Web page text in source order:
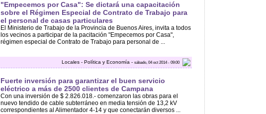
"Empecemos por Casa": Se dictará una capacitación
sobre el Régimen Especial de Contrato de Trabajo para
el personal de casas particulares
El Ministerio de Trabajo de la Provincia de Buenos Aires, invita a todos
los vecinos a participar de la pacitación "Empecemos por Casa",
régimen especial de Contrato de Trabajo para personal de ...
Locales - Política y Economía - sábado, 04 oct 2014 - 09:00
Fuerte inversión para garantizar el buen servicio
eléctrico a más de 2500 clientes de Campana
Con una inversión de $ 2.826.018.- comenzaron las obras para el
nuevo tendido de cable subterráneo en media tensión de 13,2 kV
correspondientes al Alimentador 4-14 y que conectarán diversos ...